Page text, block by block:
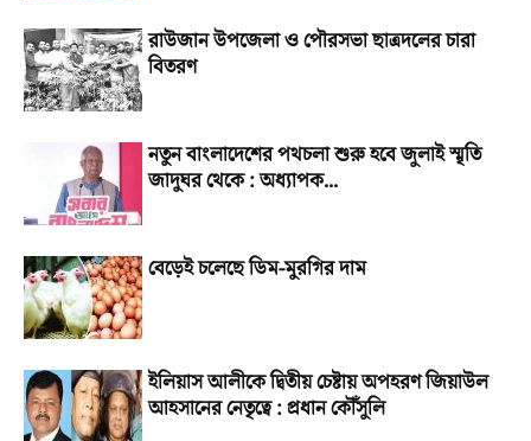
রাউজান উপজেলা ও পৌরসভা ছাত্রদলের চারা
বিতরণ
নতুন বাংলাদেশের পথচলা শুরু হবে জুলাই স্মৃতি
জাদুঘর থেকে : অধ্যাপক...
বেড়েই চলেছে ডিম-মুরগির দাম
ইলিয়াস আলীকে দ্বিতীয় চেষ্টায় অপহরণ জিয়াউল
আহসানের নেতৃত্বে : প্রধান কৌঁসুলি